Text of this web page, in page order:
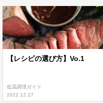
【レシピの選び方】Vo.1
低温調理ガイド
2022.12.27